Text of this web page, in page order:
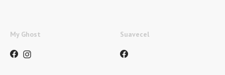
My Ghost Suavecel